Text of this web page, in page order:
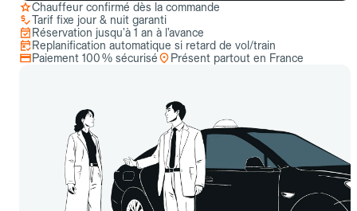
Chauffeur confirmé dès la commande
Tarif fixe jour & nuit garanti
Réservation jusqu’à 1 an à l’avance
Replanification automatique si retard de vol/train
Paiement 100 % sécurisé
Présent partout en France